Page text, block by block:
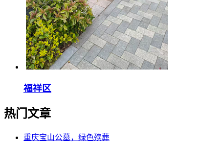
福祥区
热门文章
重庆宝山公墓，绿色殡葬